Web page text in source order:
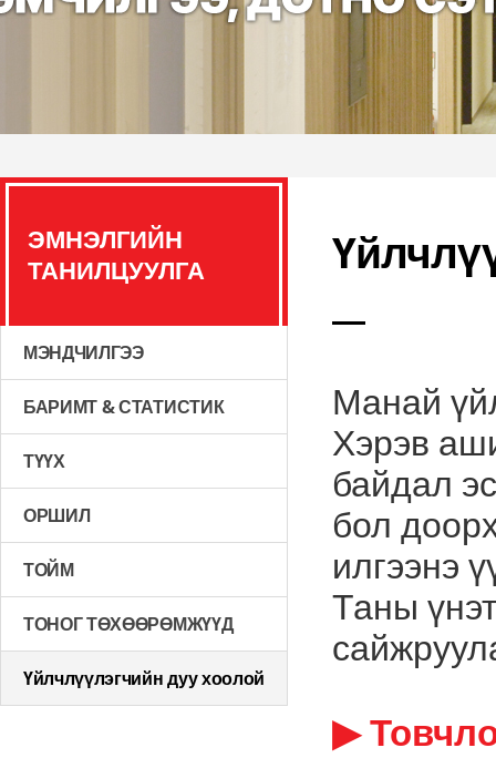
ЭМНЭЛГИЙН
ТАНИЛЦУУЛГА
МЭНДЧИЛГЭЭ
БАРИМТ & СТАТИСТИК
ТҮҮХ
ОРШИЛ
ТОЙМ
ТОНОГ ТӨХӨӨРӨМЖҮҮД
Үйлчлүүлэгчийн дуу хоолой
Манай
Хэрэв
байдал
бол
илгээнэ
Таны
▶